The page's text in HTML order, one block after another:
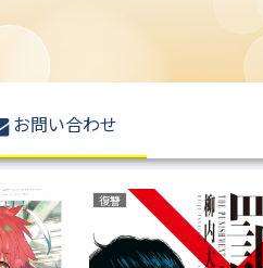
お問い合わせ
恋愛